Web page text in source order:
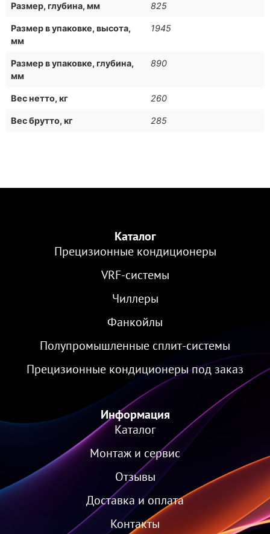
Размер, глубина, мм 825
Размер в упаковке, высота,
мм
1945
Размер в упаковке, глубина,
мм
890
Вес нетто, кг 260
Вес брутто, кг 285
Каталог
Прецизионные кондиционеры
VRF-cистемы
Чиллеры
Фанкойлы
Полупромышленные сплит-системы
Прецизионные кондиционеры под заказ
Информация
Каталог
Монтаж и сервис
Отзывы
Доставка и оплата
Контакты